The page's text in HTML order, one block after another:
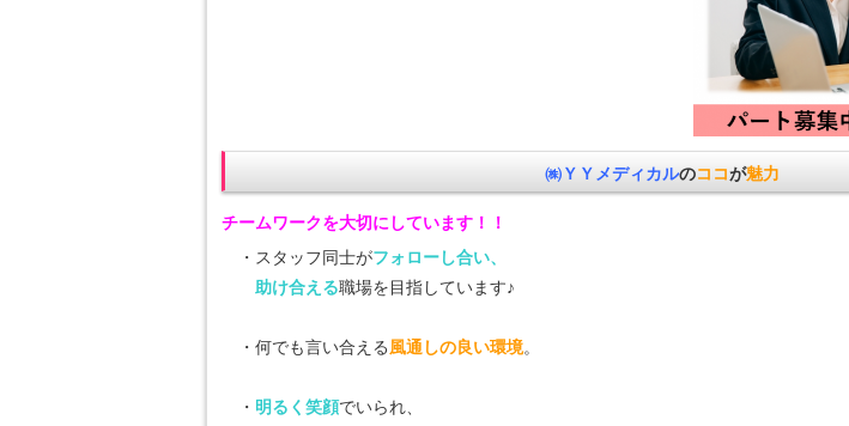
㈱ＹＹメディカルのココが魅力
チームワークを大切にしています！！
・スタッフ同士がフォローし合い、
助け合える職場を目指しています♪
・何でも言い合える風通しの良い環境。
・ 明るく笑顔でいられ、